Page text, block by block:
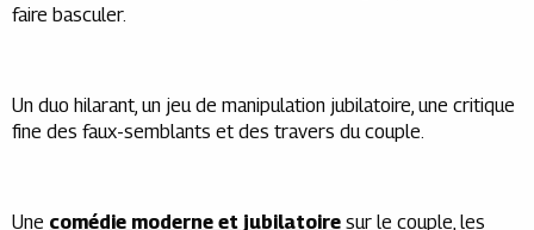
faire basculer.
Un duo hilarant, un jeu de manipulation jubilatoire, une critique
fine des faux-semblants et des travers du couple.
Une comédie moderne et jubilatoire sur le couple, les